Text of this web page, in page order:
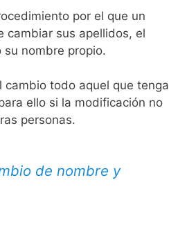
por el que un
cambiar sus apellidos, el
nombre propio.
cambio todo aquel que tenga
ello si la modificación no
personas.
de nombre y